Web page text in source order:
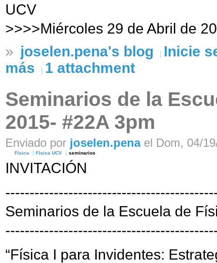
UCV
>>>>Miércoles 29 de Abril de
» joselen.pena's blog
Inicie
más
1 attachment
Seminarios de la
2015- #22A 3pm
Enviado por joselen.penael Dom, 04/
Física Física UCV seminarios
INVITACIÓN
Seminarios de la Escuela de
“Física I para Invidentes: